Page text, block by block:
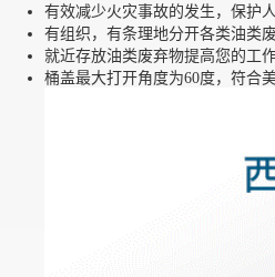
有效减少火灾事故的发生，保护
有组织，有条理地分开各类油类废
就近存放油类废弃物提高您的工作
桶盖最大打开角度为60度，符合